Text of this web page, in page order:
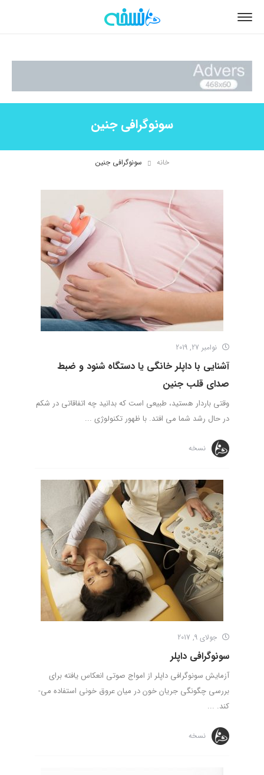
سونوگرافی جنین
خانه سونوگرافی جنین
نوامبر 27, 2019
آشنایی با داپلر خانگی یا دستگاه شنود و ضبط
صدای قلب جنین
وقتی باردار هستید، طبیعی است که بدانید چه اتفاقاتی در شکم
در حال رشد شما می افتد. با ظهور تکنولوژی ...
نسخه
جولای 9, 2017
سونوگرافی داپلر
آزمایش سونوگرافی داپلر از امواج صوتی انعکاس یافته برای
بررسی چگونگی جریان خون در میان عروق خونی استفاده می­
کند. ...
نسخه